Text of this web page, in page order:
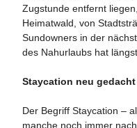
Zugstunde entfernt
Heimatwald, von
Sundowners in der
des Nahurlaubs hat
Staycation neu gedacht
Der Begriff Staycation –
manche noch immer